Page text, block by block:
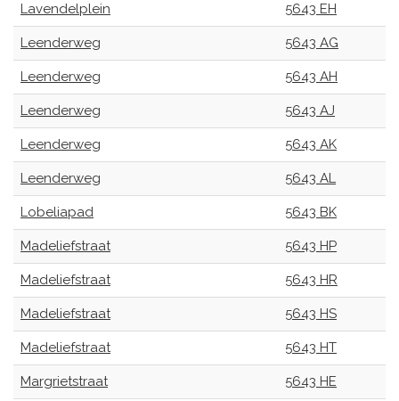
Lavendelplein 5643 EH
Leenderweg 5643 AG
Leenderweg 5643 AH
Leenderweg 5643 AJ
Leenderweg 5643 AK
Leenderweg 5643 AL
Lobeliapad 5643 BK
Madeliefstraat 5643 HP
Madeliefstraat 5643 HR
Madeliefstraat 5643 HS
Madeliefstraat 5643 HT
Margrietstraat 5643 HE